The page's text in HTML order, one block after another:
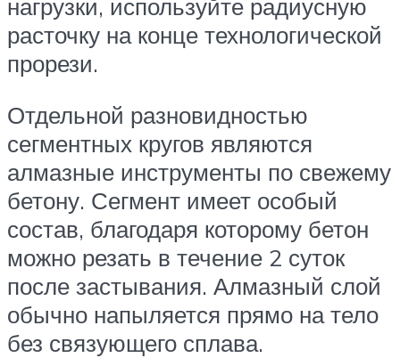
нагрузки, используйте радиусную
расточку на конце технологической
прорези.
Отдельной разновидностью
сегментных кругов являются
алмазные инструменты по свежему
бетону. Сегмент имеет особый
состав, благодаря которому бетон
можно резать в течение 2 суток
после застывания. Алмазный слой
обычно напыляется прямо на тело
без связующего сплава.